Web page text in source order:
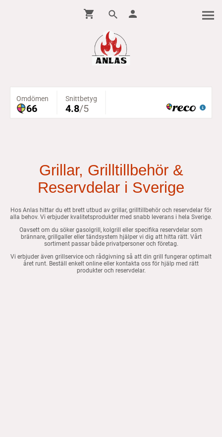
Grillar, Grilltillbehör &
Reservdelar i Sverige
Hos Anlas hittar du ett brett utbud av grillar, grilltillbehör och reservdelar för
alla behov. Vi erbjuder kvalitetsprodukter med snabb leverans i hela Sverige.
Oavsett om du söker gasolgrill, kolgrill eller specifika reservdelar som
brännare, grillgaller eller tändsystem hjälper vi dig att hitta rätt. Vårt
sortiment passar både privatpersoner och företag.
Vi erbjuder även grillservice och rådgivning så att din grill fungerar optimalt
året runt. Beställ enkelt online eller kontakta oss för hjälp med rätt
produkter och reservdelar.